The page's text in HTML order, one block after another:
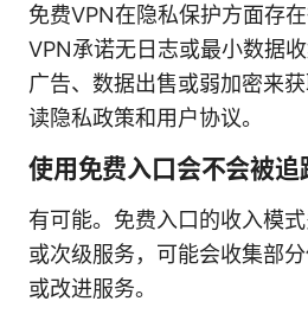
免费VPN在隐私保护方面存
VPN承诺无日志或最小数据
广告、数据出售或弱加密来
读隐私政策和用户协议。
使用免费入口会不会被追
有可能。免费入口的收入模
或次级服务，可能会收集部
或改进服务。